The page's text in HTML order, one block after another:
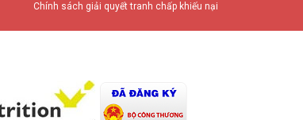
Chính sách giải quyết tranh chấp khiếu nại